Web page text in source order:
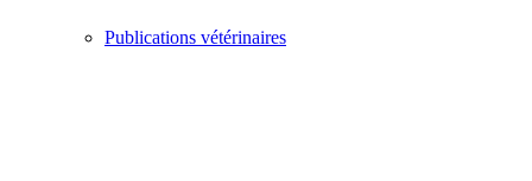
Publications vétérinaires